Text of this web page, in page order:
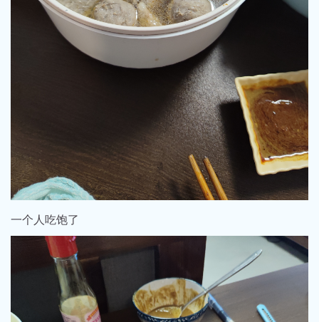
一个人吃饱了